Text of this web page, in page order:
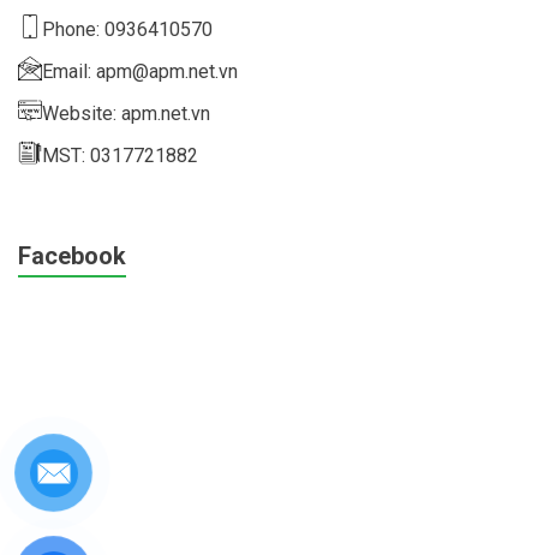
Phone: 0936410570
Email: apm@apm.net.vn
Website: apm.net.vn
MST: 0317721882
Facebook